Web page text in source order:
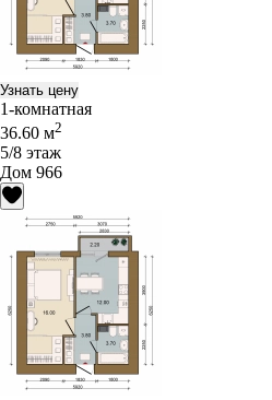
Узнать цену
1-комнатная
36.60 м2
5/8 этаж
Дом 966